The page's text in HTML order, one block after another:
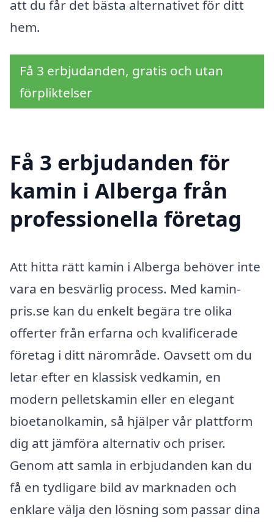
att du får det bästa alternativet för ditt
hem.
Få 3 erbjudanden, gratis och utan
förpliktelser
Få 3 erbjudanden för
kamin i Alberga från
professionella företag
Att hitta rätt kamin i Alberga behöver inte
vara en besvärlig process. Med kamin-
pris.se kan du enkelt begära tre olika
offerter från erfarna och kvalificerade
företag i ditt närområde. Oavsett om du
letar efter en klassisk vedkamin, en
modern pelletskamin eller en elegant
bioetanolkamin, så hjälper vår plattform
dig att jämföra alternativ och priser.
Genom att samla in erbjudanden kan du
få en tydligare bild av marknaden och
enklare välja den lösning som passar dina